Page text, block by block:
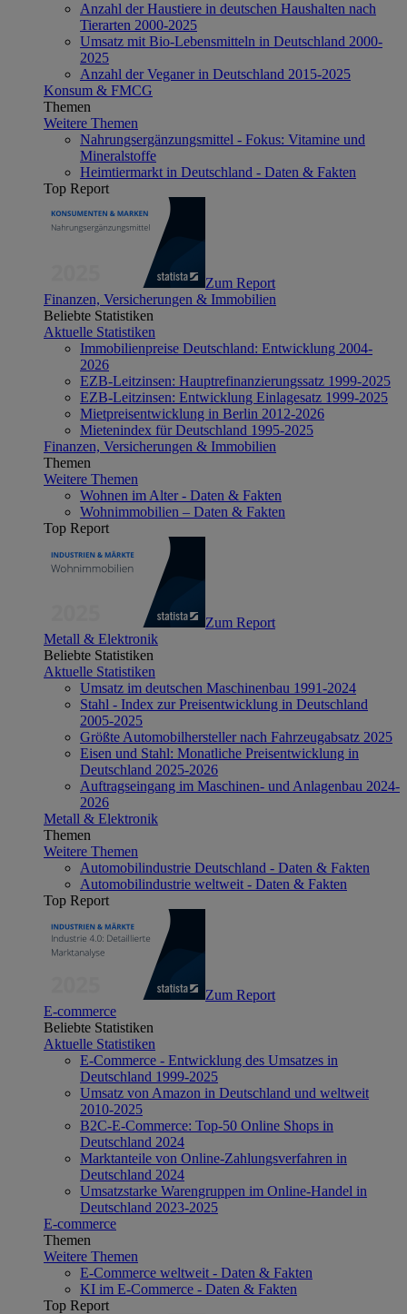
Anzahl der Haustiere in deutschen Haushalten nach
Tierarten 2000-2025
Umsatz mit Bio-Lebensmitteln in Deutschland 2000-
2025
Anzahl der Veganer in Deutschland 2015-2025
Konsum & FMCG
Themen
Weitere Themen
Nahrungsergänzungsmittel - Fokus: Vitamine und
Mineralstoffe
Heimtiermarkt in Deutschland - Daten & Fakten
Top Report
Zum Report
Finanzen, Versicherungen & Immobilien
Beliebte Statistiken
Aktuelle Statistiken
Immobilienpreise Deutschland: Entwicklung 2004-
2026
EZB-Leitzinsen: Hauptrefinanzierungssatz 1999-2025
EZB-Leitzinsen: Entwicklung Einlagesatz 1999-2025
Mietpreisentwicklung in Berlin 2012-2026
Mietenindex für Deutschland 1995-2025
Finanzen, Versicherungen & Immobilien
Themen
Weitere Themen
Wohnen im Alter - Daten & Fakten
Wohnimmobilien – Daten & Fakten
Top Report
Zum Report
Metall & Elektronik
Beliebte Statistiken
Aktuelle Statistiken
Umsatz im deutschen Maschinenbau 1991-2024
Stahl - Index zur Preisentwicklung in Deutschland
2005-2025
Größte Automobilhersteller nach Fahrzeugabsatz 2025
Eisen und Stahl: Monatliche Preisentwicklung in
Deutschland 2025-2026
Auftragseingang im Maschinen- und Anlagenbau 2024-
2026
Metall & Elektronik
Themen
Weitere Themen
Automobilindustrie Deutschland - Daten & Fakten
Automobilindustrie weltweit - Daten & Fakten
Top Report
Zum Report
E-commerce
Beliebte Statistiken
Aktuelle Statistiken
E-Commerce - Entwicklung des Umsatzes in
Deutschland 1999-2025
Umsatz von Amazon in Deutschland und weltweit
2010-2025
B2C-E-Commerce: Top-50 Online Shops in
Deutschland 2024
Marktanteile von Online-Zahlungsverfahren in
Deutschland 2024
Umsatzstarke Warengruppen im Online-Handel in
Deutschland 2023-2025
E-commerce
Themen
Weitere Themen
E-Commerce weltweit - Daten & Fakten
KI im E-Commerce - Daten & Fakten
Top Report